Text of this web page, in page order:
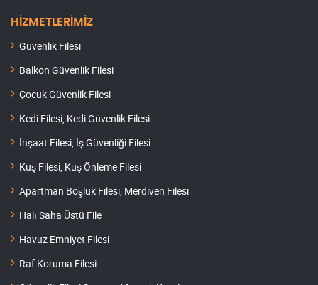
HİZMETLERİMİZ
Güvenlik Filesi
Balkon Güvenlik Filesi
Çocuk Güvenlik Filesi
Kedi Filesi, Kedi Güvenlik Filesi
İnşaat Filesi, İş Güvenliği Filesi
Kuş Filesi, Kuş Önleme Filesi
Apartman Boşluk Filesi, Merdiven Filesi
Halı Saha Üstü File
Havuz Emniyet Filesi
Raf Koruma Filesi